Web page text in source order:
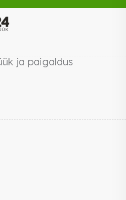
ja paigaldus